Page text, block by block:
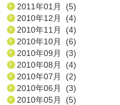
2011年01月 (5)
2010年12月 (4)
2010年11月 (4)
2010年10月 (6)
2010年09月 (3)
2010年08月 (4)
2010年07月 (2)
2010年06月 (3)
2010年05月 (5)